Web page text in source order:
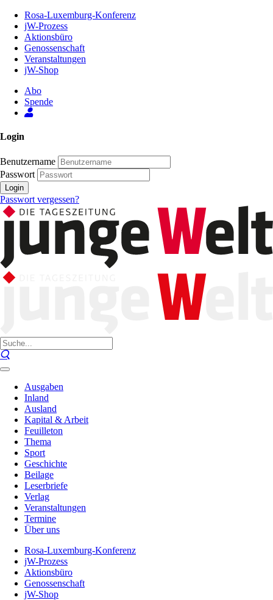
Inhalt
Seite
Rosa-Luxemburg-Konferenz
jW-Prozess
Aktionsbüro
Genossenschaft
Veranstaltungen
jW-Shop
Abo
Spende
Login
Benutzername
Passwort
Login
Passwort vergessen?
Ausgaben
Inland
Ausland
Kapital & Arbeit
Feuilleton
Thema
Sport
Geschichte
Beilage
Leserbriefe
Verlag
Veranstaltungen
Termine
Über uns
Rosa-Luxemburg-Konferenz
jW-Prozess
Aktionsbüro
Genossenschaft
jW-Shop